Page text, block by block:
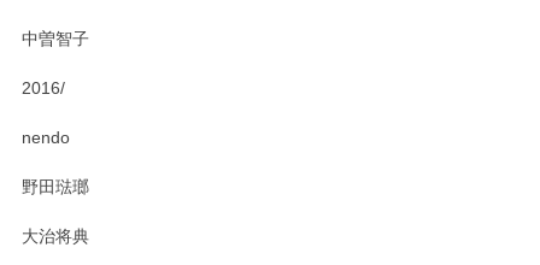
中曽智子
2016/
nendo
野田琺瑯
大治将典